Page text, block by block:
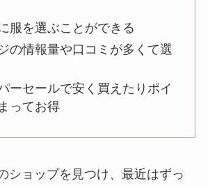
服を選ぶことができる
の情報量や口コミが多くて選
ーセールで安く買えたりポイ
ってお得
ショップを見つけ、最近はずっ